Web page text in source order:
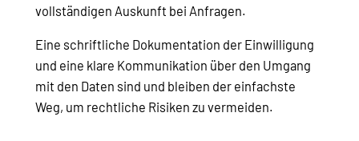
vollständigen Auskunft bei Anfragen.
Eine schriftliche Dokumentation der Einwilligung
und eine klare Kommunikation über den Umgang
mit den Daten sind und bleiben der einfachste
Weg, um rechtliche Risiken zu vermeiden.